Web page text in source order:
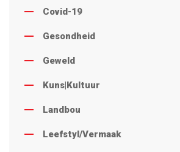
Covid-19
Gesondheid
Geweld
Kuns|Kultuur
Landbou
Leefstyl/Vermaak